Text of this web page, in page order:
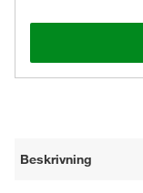
Beskrivning